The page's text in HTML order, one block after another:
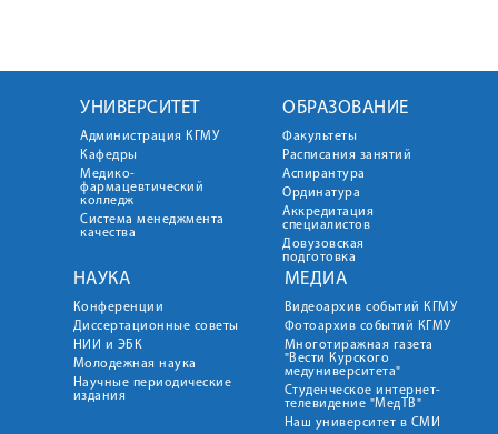
УНИВЕРСИТЕТ
Администрация КГМУ
Кафедры
Медико-
фармацевтический
колледж
Система менеджмента
качества
ОБРАЗОВАНИЕ
Факультеты
Расписания занятий
Аспирантура
Ординатура
Аккредитация
специалистов
Довузовская
подготовка
НАУКА
Конференции
Диссертационные советы
НИИ и ЭБК
Молодежная наука
Научные периодические
издания
МЕДИА
Видеоархив событий КГМУ
Фотоархив событий КГМУ
Многотиражная газета
"Вести Курского
медуниверситета"
Студенческое интернет-
телевидение "МедТВ"
Наш университет в СМИ